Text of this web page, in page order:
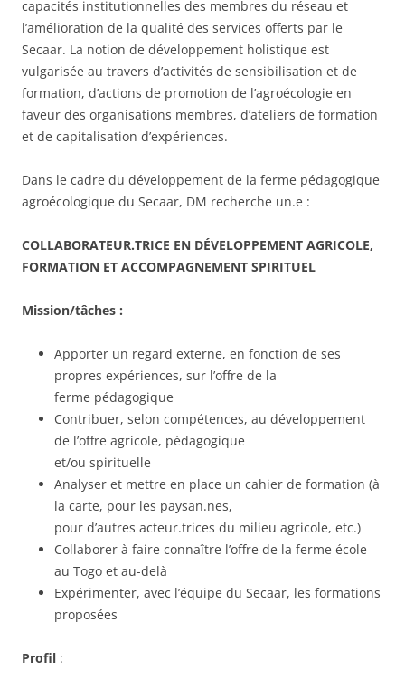
capacités institutionnelles des membres du réseau et
l’amélioration de la qualité des services offerts par le
Secaar. La notion de développement holistique est
vulgarisée au travers d’activités de sensibilisation et de
formation, d’actions de promotion de l’agroécologie en
faveur des organisations membres, d’ateliers de formation
et de capitalisation d’expériences.
Dans le cadre du développement de la ferme pédagogique
agroécologique du Secaar, DM recherche un.e :
COLLABORATEUR.TRICE EN DÉVELOPPEMENT AGRICOLE,
FORMATION ET ACCOMPAGNEMENT SPIRITUEL
Mission/tâches :
Apporter un regard externe, en fonction de ses
propres expériences, sur l’offre de la
ferme pédagogique
Contribuer, selon compétences, au développement
de l’offre agricole, pédagogique
et/ou spirituelle
Analyser et mettre en place un cahier de formation (à
la carte, pour les paysan.nes,
pour d’autres acteur.trices du milieu agricole, etc.)
Collaborer à faire connaître l’offre de la ferme école
au Togo et au-delà
Expérimenter, avec l’équipe du Secaar, les formations
proposées
Profil :